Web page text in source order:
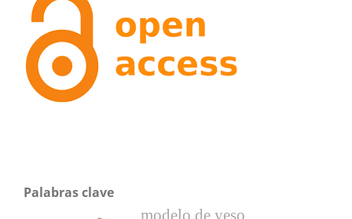
Palabras clave
modelo de yeso